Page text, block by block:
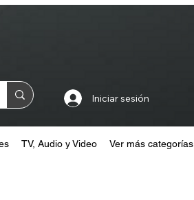
Iniciar sesión
TV, Audio y Video Ver más categorías